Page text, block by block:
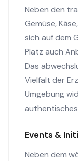
Neben den
Gemüse,
sich auf dem
Platz auch
Das
Vielfalt der
Umgebung
Events &
Neben dem